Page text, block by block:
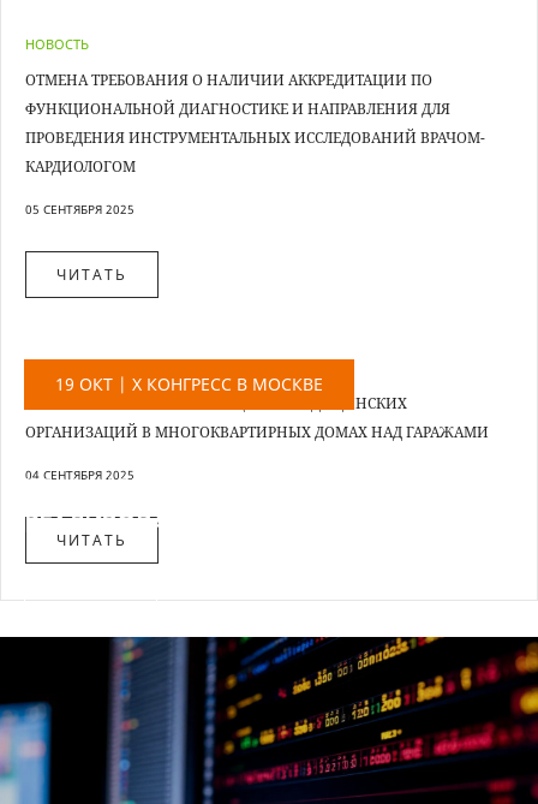
НОВОСТЬ
ОТМЕНА ТРЕБОВАНИЯ О НАЛИЧИИ АККРЕДИТАЦИИ ПО
ФУНКЦИОНАЛЬНОЙ ДИАГНОСТИКЕ И НАПРАВЛЕНИЯ ДЛЯ
ПРОВЕДЕНИЯ ИНСТРУМЕНТАЛЬНЫХ ИССЛЕДОВАНИЙ ВРАЧОМ-
КАРДИОЛОГОМ
05 СЕНТЯБРЯ 2025
ЧИТАТЬ
ОТМЕНА ЗАПРЕТА НА РАЗМЕЩЕНИЕ МЕДИЦИНСКИХ
ОРГАНИЗАЦИЙ В МНОГОКВАРТИРНЫХ ДОМАХ НАД ГАРАЖАМИ
04 СЕНТЯБРЯ 2025
ЧИТАТЬ
19 ОКТ | X КОНГРЕСС В МОСКВЕ
БОЛЬШАЯ ИДЕЯ И ФОРМИРОВАНИЕ
КОМАНДЫ СПОСОБНОЙ ЕЕ
РЕАЛИЗОВАТЬ